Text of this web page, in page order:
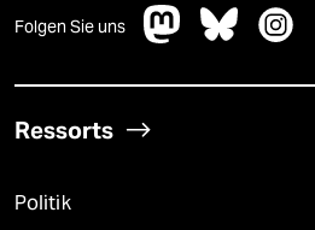
Folgen Sie uns
Ressorts
Politik